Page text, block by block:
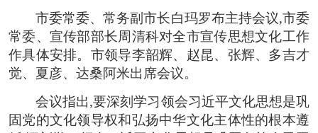
市委常委、常务副市长白玛罗布主持会议,市委
常委、宣传部部长周清科对全市宣传思想文化工作
作具体安排。市领导李韶辉、赵昆、张辉、多吉才
觉、夏彦、达桑阿米出席会议。
会议指出,要深刻学习领会习近平文化思想是巩
固党的文化领导权和弘扬中华文化主体性的根本遵